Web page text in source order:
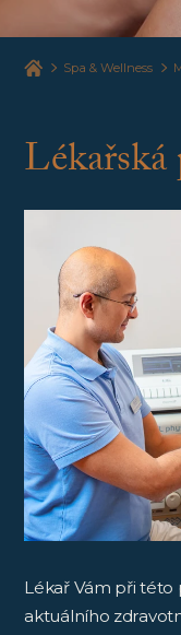
Spa & Wellness
Lékař Vám při této
aktuálního